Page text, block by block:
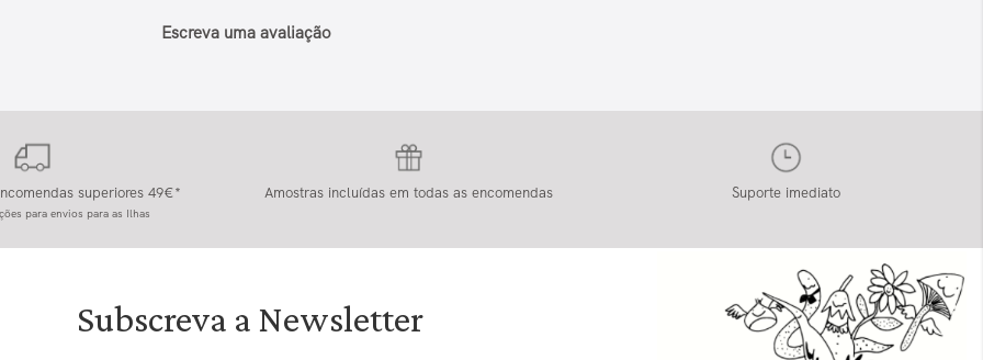
Escreva uma avaliação
superiores 49€*
para envios para as Ilhas
Amostras incluídas em todas as encomendas Suporte imediato
Subscreva a Newsletter